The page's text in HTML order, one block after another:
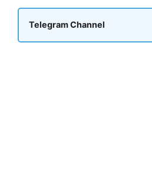
Telegram Channel